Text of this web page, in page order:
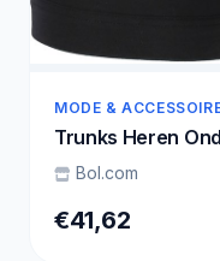
MODE &
Trunks Heren
Bol.com
€41,62